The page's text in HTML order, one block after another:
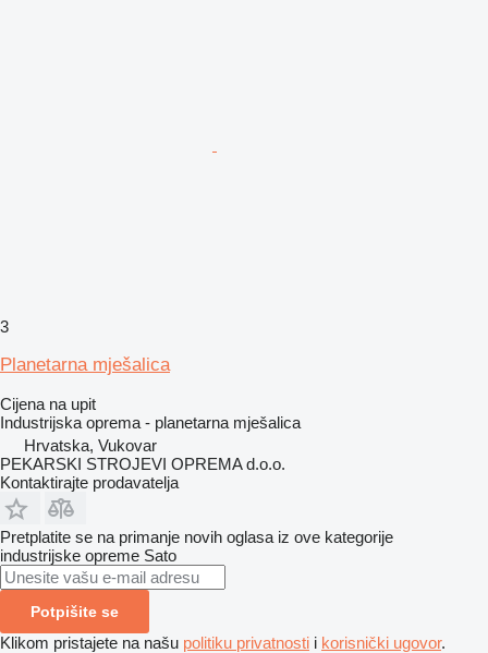
3
Planetarna mješalica
Cijena na upit
Industrijska oprema - planetarna mješalica
Hrvatska, Vukovar
PEKARSKI STROJEVI OPREMA d.o.o.
Kontaktirajte prodavatelja
Pretplatite se na primanje novih oglasa iz ove kategorije
industrijske opreme Sato
Potpišite se
Klikom pristajete na našu politiku privatnosti i korisnički ugovor.